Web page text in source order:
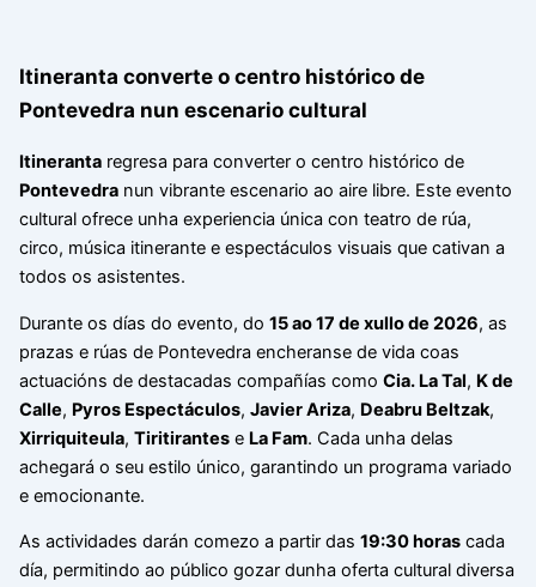
Itineranta converte o centro histórico de
Pontevedra nun escenario cultural
Itinerantaregresa para converter o centro histórico de
Pontevedranun vibrante escenario ao aire libre. Este evento
cultural ofrece unha experiencia única con teatro de rúa,
circo, música itinerante e espectáculos visuais que cativan a
todos os asistentes.
Durante os días do evento, do 15 ao 17 de xullo de 2026, as
prazas e rúas de Pontevedra encheranse de vida coas
actuacións de destacadas compañías como Cia. La Tal, K de
Calle, Pyros Espectáculos, Javier Ariza, Deabru Beltzak,
Xirriquiteula, Tiritirantese La Fam. Cada unha delas
achegará o seu estilo único, garantindo un programa variado
e emocionante.
As actividades darán comezo a partir das 19:30 horascada
día, permitindo ao público gozar dunha oferta cultural diversa